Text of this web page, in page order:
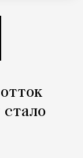
стало